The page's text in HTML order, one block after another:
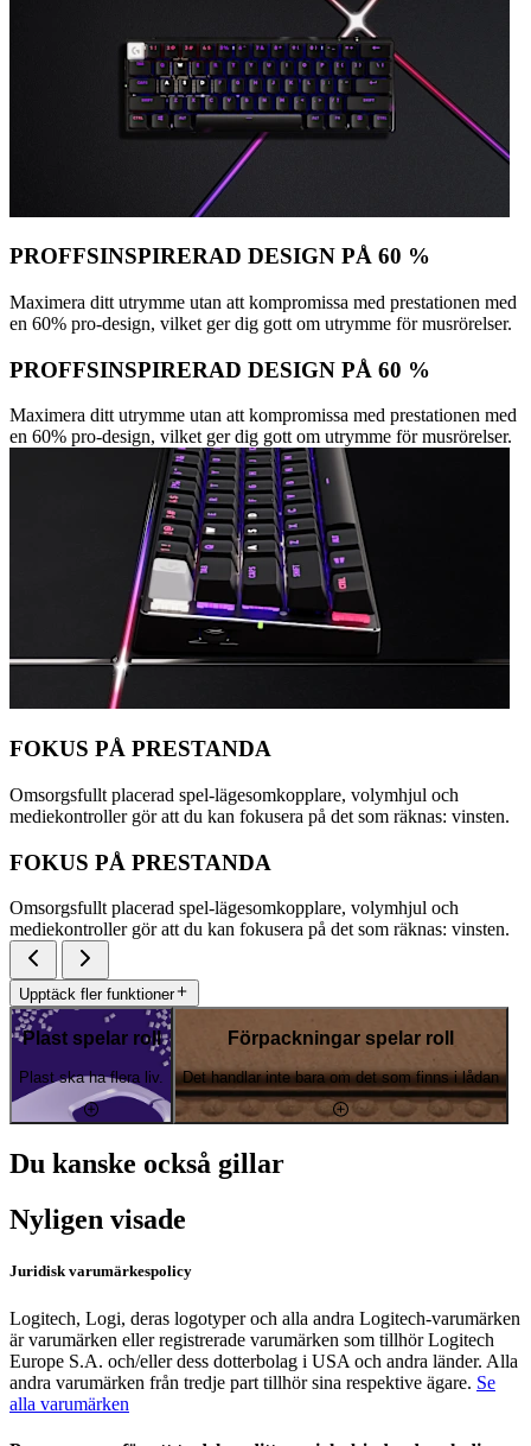
PROFFSINSPIRERAD DESIGN PÅ 60 %
Maximera ditt utrymme utan att kompromissa med prestationen med
en 60% pro-design, vilket ger dig gott om utrymme för musrörelser.
PROFFSINSPIRERAD DESIGN PÅ 60 %
Maximera ditt utrymme utan att kompromissa med prestationen med
en 60% pro-design, vilket ger dig gott om utrymme för musrörelser.
FOKUS PÅ PRESTANDA
Omsorgsfullt placerad spel-lägesomkopplare, volymhjul och
mediekontroller gör att du kan fokusera på det som räknas: vinsten.
FOKUS PÅ PRESTANDA
Omsorgsfullt placerad spel-lägesomkopplare, volymhjul och
mediekontroller gör att du kan fokusera på det som räknas: vinsten.
Upptäck fler funktioner
Plast spelar roll
Plast ska ha flera liv.
Förpackningar spelar roll
Det handlar inte bara om det som finns i lådan
Du kanske också gillar
Nyligen visade
Juridisk varumärkespolicy
Logitech, Logi, deras logotyper och alla andra Logitech-varumärken
är varumärken eller registrerade varumärken som tillhör Logitech
Europe S.A. och/eller dess dotterbolag i USA och andra länder. Alla
andra varumärken från tredje part tillhör sina respektive ägare. Se
alla varumärken